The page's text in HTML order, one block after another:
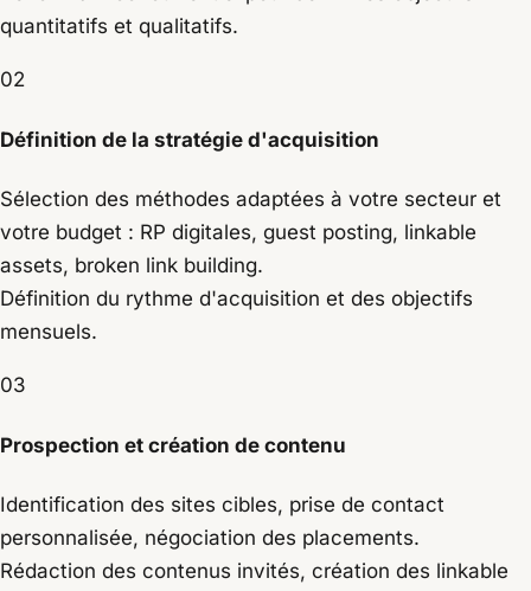
quantitatifs et qualitatifs.
02
Définition de la stratégie d'acquisition
Sélection des méthodes adaptées à votre secteur et
votre budget : RP digitales, guest posting, linkable
assets, broken link building.
Définition du rythme d'acquisition et des objectifs
mensuels.
03
Prospection et création de contenu
Identification des sites cibles, prise de contact
personnalisée, négociation des placements.
Rédaction des contenus invités, création des linkable